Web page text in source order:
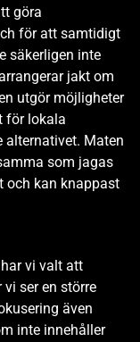
göra
för att samtidigt
säkerligen inte
jakt om
utgör möjligheter
för lokala
alternativet. Maten
som jagas
och kan knappast
vi valt att
ser en större
även
inte innehåller